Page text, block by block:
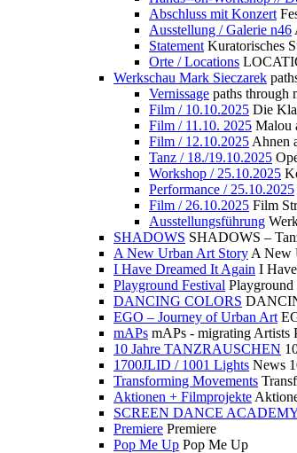
Abschluss mit Konzert
Ausstellung / Galerie n46
Statement Kuratorisches
Orte / Locations
Werkschau Mark Sieczarek
Vernissage paths through
Film / 10.10.2025 Die
Film / 11.10. 2025 Malou
Film / 12.10.2025 Ahnen
Tanz / 18./19.10.2025
Workshop / 25.10.2025
Performance / 25.10.2025
Film / 26.10.2025 Film
Ausstellungsführung
SHADOWS SHADOWS –
A New Urban Art Story A New
I Have Dreamed It Again I
Playground Festival Playground
DANCING COLORS
EGO – Journey of Urban Art
mAPs mAPs - migrating Artists
10 Jahre TANZRAUSCHEN
1700JLID / 1001 Lights News
Transforming Movements
Aktionen + Filmprojekte
SCREEN DANCE
Premiere Premiere
Pop Me Up Pop Me Up